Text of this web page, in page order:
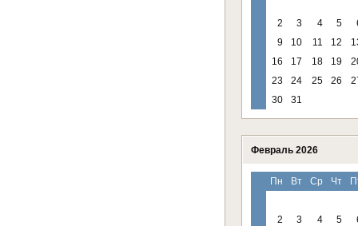
2 3 4 5
9
10 11 12
16
17 18 19
23
24 25 26
30
31
Февраль 2026
Пн Вт Ср Чт
2 3 4 5